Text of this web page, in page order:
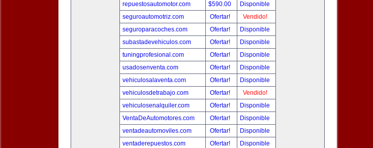
repuestosautomotor.com
$590.00
Disponible
seguroautomotriz.com
Ofertar!
Vendido!
seguroparacoches.com
Ofertar!
Disponible
subastadevehiculos.com
Ofertar!
Disponible
tuningprofesional.com
Ofertar!
Disponible
usadosenventa.com
Ofertar!
Disponible
vehiculosalaventa.com
Ofertar!
Disponible
vehiculosdetrabajo.com
Ofertar!
Vendido!
vehiculosenalquiler.com
Ofertar!
Disponible
VentaDeAutomotores.com
Ofertar!
Disponible
ventadeautomoviles.com
Ofertar!
Disponible
ventaderepuestos.com
Ofertar!
Disponible